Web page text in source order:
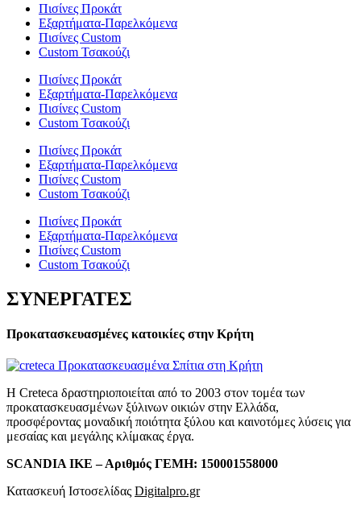
Πισίνες Προκάτ
Εξαρτήματα-Παρελκόμενα
Πισίνες Custom
Custom Τσακούζι
Πισίνες Προκάτ
Εξαρτήματα-Παρελκόμενα
Πισίνες Custom
Custom Τσακούζι
Πισίνες Προκάτ
Εξαρτήματα-Παρελκόμενα
Πισίνες Custom
Custom Τσακούζι
Πισίνες Προκάτ
Εξαρτήματα-Παρελκόμενα
Πισίνες Custom
Custom Τσακούζι
ΣΥΝΕΡΓΑΤΕΣ
Προκατασκευασμένες κατοικίες στην Κρήτη
Η Creteca δραστηριοποιείται από το 2003 στον τομέα των
προκατασκευασμένων ξύλινων οικιών στην Ελλάδα,
προσφέροντας μοναδική ποιότητα ξύλου και καινοτόμες λύσεις για
μεσαίας και μεγάλης κλίμακας έργα.
SCANDIA ΙΚΕ – Αριθμός ΓΕΜΗ: 150001558000
Κατασκευή Ιστοσελίδας Digitalpro.gr